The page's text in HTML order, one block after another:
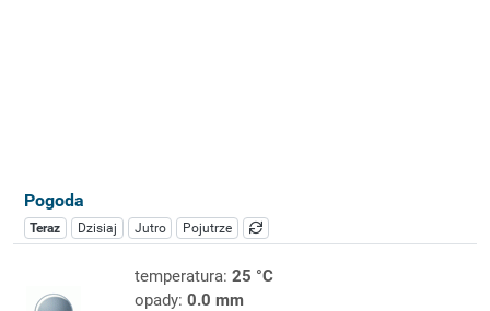
Pogoda
Teraz Dzisiaj Jutro Pojutrze
temperatura: 25 °C
opady: 0.0 mm